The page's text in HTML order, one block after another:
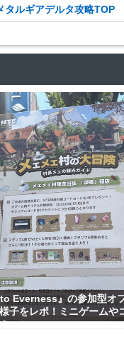
をとらせていただく場合もござ
ませ。
タルギアデルタ攻略TOP
Everness』の参加型オ
子をレポ！ミニゲームや